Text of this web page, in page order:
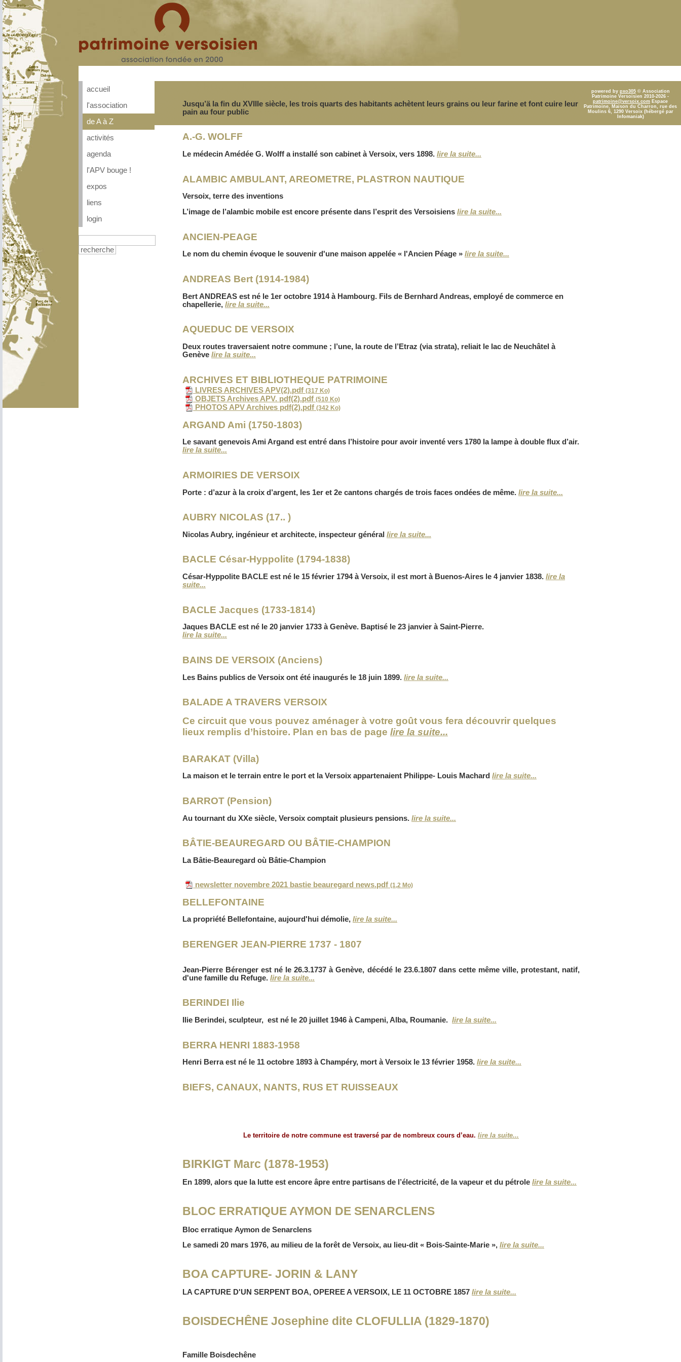
accueil
l'association
de A à Z
activités
agenda
l'APV bouge !
expos
liens
login
recherche
Jusqu’ä la fin du XVIIIe siècle, les trois quarts des habitants achètent leurs grains ou leur farine et font cuire leur
pain au four public
A.-G. WOLFF
Le médecin Amédée G. Wolff a installé son cabinet à Versoix, vers 1898. lire la suite...
ALAMBIC AMBULANT, AREOMETRE, PLASTRON NAUTIQUE
Versoix, terre des inventions
L’image de l’alambic mobile est encore présente dans l’esprit des Versoisiens lire la suite...
ANCIEN-PEAGE
Le nom du chemin évoque le souvenir d'une maison appelée « l'Ancien Péage » lire la suite...
ANDREAS Bert (1914-1984)
Bert ANDREAS est né le 1er octobre 1914 à Hambourg. Fils de Bernhard Andreas, employé de commerce en
chapellerie, lire la suite...
AQUEDUC DE VERSOIX
Deux routes traversaient notre commune ; l’une, la route de l’Etraz (via strata), reliait le lac de Neuchâtel à
Genève lire la suite...
ARCHIVES ET BIBLIOTHEQUE PATRIMOINE
LIVRES ARCHIVES APV(2).pdf (317 Ko)
OBJETS Archives APV. pdf(2).pdf (510 Ko)
PHOTOS APV Archives pdf(2).pdf (342 Ko)
ARGAND Ami (1750-1803)
Le savant genevois Ami Argand est entré dans l’histoire pour avoir inventé vers 1780 la lampe à double flux d’air.
lire la suite...
ARMOIRIES DE VERSOIX
Porte : d’azur à la croix d’argent, les 1er et 2e cantons chargés de trois faces ondées de même. lire la suite...
AUBRY NICOLAS (17.. )
Nicolas Aubry, ingénieur et architecte, inspecteur général lire la suite...
BACLE César-Hyppolite (1794-1838)
César-Hyppolite BACLE est né le 15 février 1794 à Versoix, il est mort à Buenos-Aires le 4 janvier 1838. lire la
suite...
BACLE Jacques (1733-1814)
Jaques BACLE est né le 20 janvier 1733 à Genève. Baptisé le 23 janvier à Saint-Pierre.
lire la suite...
BAINS DE VERSOIX (Anciens)
Les Bains publics de Versoix ont été inaugurés le 18 juin 1899. lire la suite...
BALADE A TRAVERS VERSOIX
Ce circuit que vous pouvez aménager à votre goût vous fera découvrir quelques
lieux remplis d’histoire. Plan en bas de page lire la suite...
BARAKAT (Villa)
La maison et le terrain entre le port et la Versoix appartenaient Philippe- Louis Machard lire la suite...
BARROT (Pension)
Au tournant du XXe siècle, Versoix comptait plusieurs pensions. lire la suite...
BÂTIE-BEAUREGARD OU BÂTIE-CHAMPION
La Bâtie-Beauregard où Bâtie-Champion
newsletter novembre 2021 bastie beauregard news.pdf (1,2 Mo)
BELLEFONTAINE
La propriété Bellefontaine, aujourd'hui démolie, lire la suite...
BERENGER JEAN-PIERRE 1737 - 1807
Jean-Pierre Bérenger est né le 26.3.1737 à Genève, décédé le 23.6.1807 dans cette même ville, protestant, natif,
d'une famille du Refuge. lire la suite...
BERINDEI Ilie
Ilie Berindei, sculpteur, est né le 20 juillet 1946 à Campeni, Alba, Roumanie. lire la suite...
BERRA HENRI 1883-1958
Henri Berra est né le 11 octobre 1893 à Champéry, mort à Versoix le 13 février 1958. lire la suite...
BIEFS, CANAUX, NANTS, RUS ET RUISSEAUX
Le territoire de notre commune est traversé par de nombreux cours d’eau. lire la suite...
BIRKIGT Marc (1878-1953)
En 1899, alors que la lutte est encore âpre entre partisans de l’électricité, de la vapeur et du pétrole lire la suite...
BLOC ERRATIQUE AYMON DE SENARCLENS
Bloc erratique Aymon de Senarclens
Le samedi 20 mars 1976, au milieu de la forêt de Versoix, au lieu-dit « Bois-Sainte-Marie », lire la suite...
BOA CAPTURE- JORIN & LANY
LA CAPTURE D'UN SERPENT BOA, OPEREE A VERSOIX, LE 11 OCTOBRE 1857 lire la suite...
BOISDECHÊNE Josephine dite CLOFULLIA (1829-1870)
Famille Boisdechêne
powered by pxo305© Association
Patrimoine Versoisien 2010-2026 -
patrimoine@versoix.com Espace
Patrimoine, Maison du Charron, rue des
Moulins 6, 1290 Versoix (hébergé par
Infomaniak)